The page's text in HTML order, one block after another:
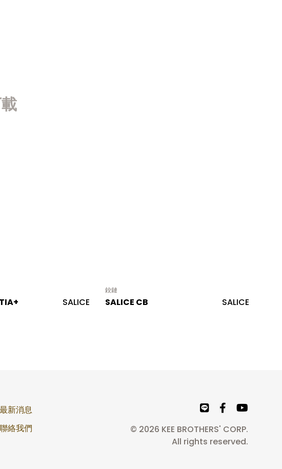
SALICE
鉸鏈
SALICE CB SALICE
最新消息
聯絡我們
© 2026 KEE BROTHERS' CORP.
All rights reserved.